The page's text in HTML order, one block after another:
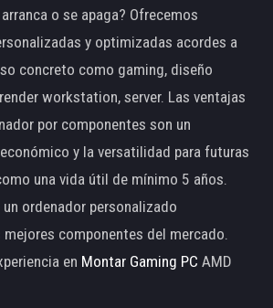
o se apaga? Ofrecemos
y optimizadas acordes a
concreto como gaming, diseño
workstation, server. Las ventajas
por componentes son un
y la versatilidad para futuras
una vida útil de mínimo 5 años.
ordenador personalizado
componentes del mercado.
en Montar Gaming PC AMD